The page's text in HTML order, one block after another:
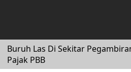
Buruh Las Di Sekitar
Pajak PBB